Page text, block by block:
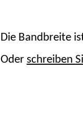
Die Bandbreite
Oder schreiben